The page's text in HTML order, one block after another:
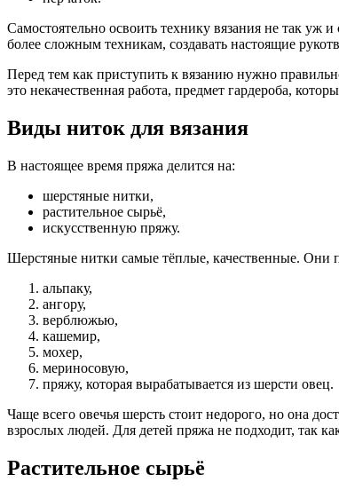
Самостоятельно освоить технику вязания не так
более сложным техникам, создавать настоящие
Перед тем как приступить к вязанию нужно
это некачественная работа, предмет гардероба,
Виды ниток для вязания
В настоящее время пряжа делится на:
шерстяные нитки,
растительное сырьё,
искусственную пряжу.
Шерстяные нитки самые тёплые, качественные. Они
альпаку,
ангору,
верблюжью,
кашемир,
мохер,
мериносовую,
пряжу, которая вырабатывается из шерсти овец.
Чаще всего овечья шерсть стоит недорого, но она
взрослых людей. Для детей пряжа не подходит, так
Растительное сырьё